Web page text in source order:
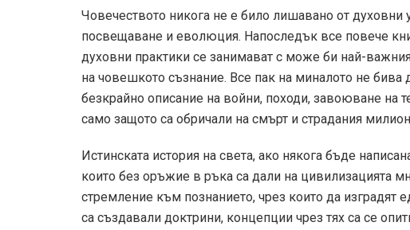
Човечеството никога не е било лишавано от духовни
посвещаване и еволюция. Напоследък все повече
духовни практики се занимават с може би най-
на човешкото съзнание. Все пак на миналото не бива
безкрайно описание на войни, походи, завоюване на
само защото са обричали на смърт и страдания
Истинската история на света, ако някога бъде
които без оръжие в ръка са дали на цивилизацията
стремление към познанието, чрез които да изградят
са създавали доктрини, концепции чрез тях са се